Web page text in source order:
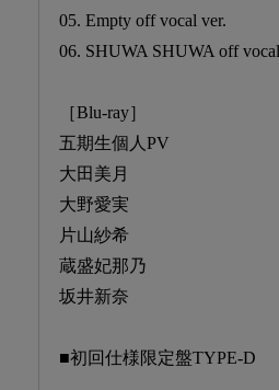
05. Empty off vocal ver.
06. SHUWA SHUWA off
［Blu-ray］
五期生個人PV
大田美月
大野愛実
片山紗希
蔵盛妃那乃
坂井新奈
■初回仕様限定盤TYPE-D